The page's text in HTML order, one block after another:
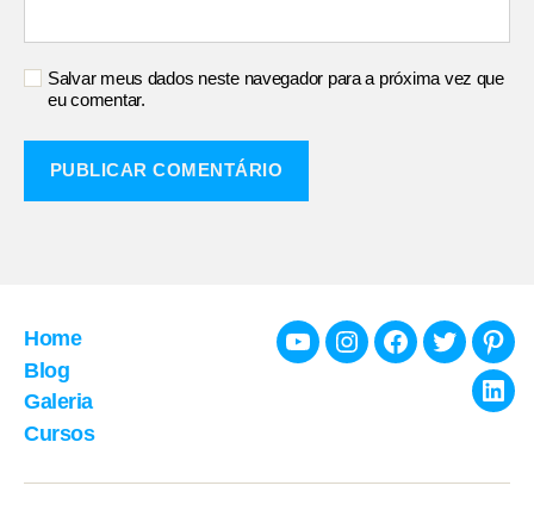
Salvar meus dados neste navegador para a próxima vez que
eu comentar.
Home
Blog
Galeria
Cursos
YoutubeInstagramFacebook
Twitter